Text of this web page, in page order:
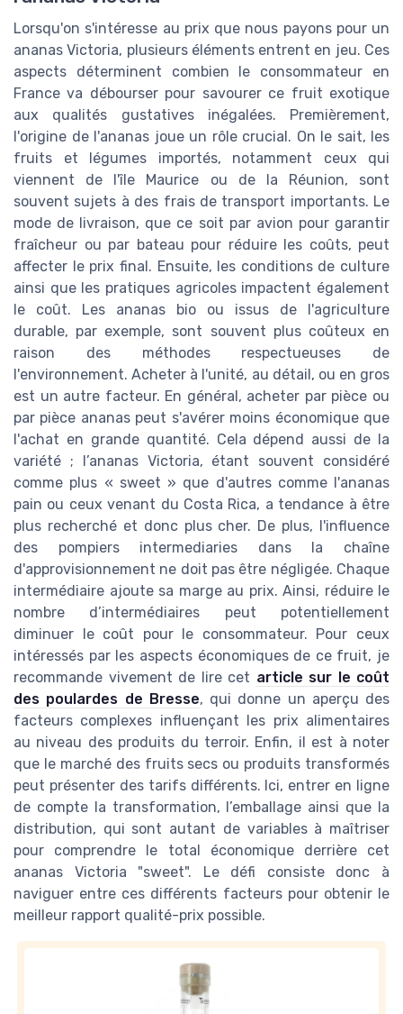
Lorsqu'on s'intéresse au prix que nous payons pour un
ananas Victoria, plusieurs éléments entrent en jeu. Ces
aspects déterminent combien le consommateur en
France va débourser pour savourer ce fruit exotique
aux qualités gustatives inégalées. Premièrement,
l'origine de l'ananas joue un rôle crucial. On le sait, les
fruits et légumes importés, notamment ceux qui
viennent de l'île Maurice ou de la Réunion, sont
souvent sujets à des frais de transport importants. Le
mode de livraison, que ce soit par avion pour garantir
fraîcheur ou par bateau pour réduire les coûts, peut
affecter le prix final. Ensuite, les conditions de culture
ainsi que les pratiques agricoles impactent également
le coût. Les ananas bio ou issus de l'agriculture
durable, par exemple, sont souvent plus coûteux en
raison des méthodes respectueuses de
l'environnement. Acheter à l'unité, au détail, ou en gros
est un autre facteur. En général, acheter par pièce ou
par pièce ananas peut s'avérer moins économique que
l'achat en grande quantité. Cela dépend aussi de la
variété ; l’ananas Victoria, étant souvent considéré
comme plus « sweet » que d'autres comme l'ananas
pain ou ceux venant du Costa Rica, a tendance à être
plus recherché et donc plus cher. De plus, l'influence
des pompiers intermediaries dans la chaîne
d'approvisionnement ne doit pas être négligée. Chaque
intermédiaire ajoute sa marge au prix. Ainsi, réduire le
nombre d’intermédiaires peut potentiellement
diminuer le coût pour le consommateur. Pour ceux
intéressés par les aspects économiques de ce fruit, je
recommande vivement de lire cet article sur le coût
des poulardes de Bresse, qui donne un aperçu des
facteurs complexes influençant les prix alimentaires
au niveau des produits du terroir. Enfin, il est à noter
que le marché des fruits secs ou produits transformés
peut présenter des tarifs différents. Ici, entrer en ligne
de compte la transformation, l’emballage ainsi que la
distribution, qui sont autant de variables à maîtriser
pour comprendre le total économique derrière cet
ananas Victoria "sweet". Le défi consiste donc à
naviguer entre ces différents facteurs pour obtenir le
meilleur rapport qualité-prix possible.